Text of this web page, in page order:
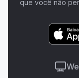
que você não